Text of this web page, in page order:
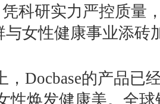
凭科研实力严控质量
与女性健康事业添砖
，Docbase的产品已
性焕发健康美。全